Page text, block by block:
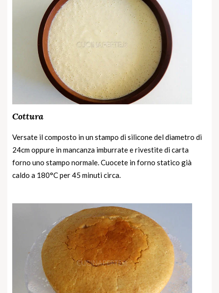
Cottura
Versate il composto in un stampo di silicone del diametro di
24cm oppure in mancanza imburrate e rivestite di carta
forno uno stampo normale. Cuocete in forno statico già
caldo a 180°C per 45 minuti circa.